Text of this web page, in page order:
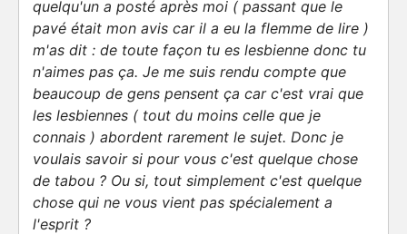
quelqu'un a posté après moi ( passant que le
pavé était mon avis car il a eu la flemme de lire )
m'as dit : de toute façon tu es lesbienne donc tu
n'aimes pas ça. Je me suis rendu compte que
beaucoup de gens pensent ça car c'est vrai que
les lesbiennes ( tout du moins celle que je
connais ) abordent rarement le sujet. Donc je
voulais savoir si pour vous c'est quelque chose
de tabou ? Ou si, tout simplement c'est quelque
chose qui ne vous vient pas spécialement a
l'esprit ?